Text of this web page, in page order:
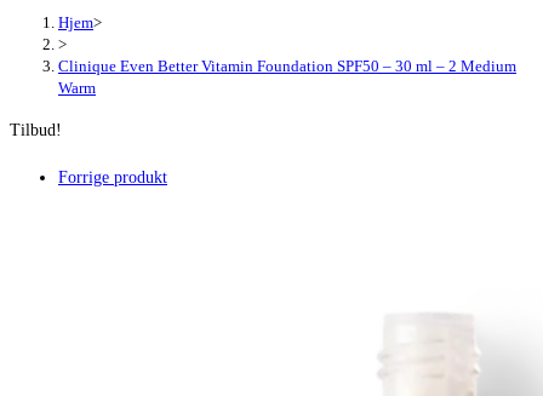
Hjem>
>
Clinique Even Better Vitamin Foundation SPF50 – 30 ml – 2 Medium
Warm
Tilbud!
Forrige produkt